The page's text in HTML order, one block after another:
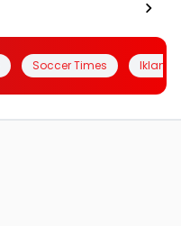
Soccer Times Iklanin